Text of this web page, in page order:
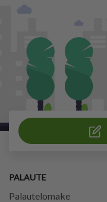
PALAUTE
Palautelomake